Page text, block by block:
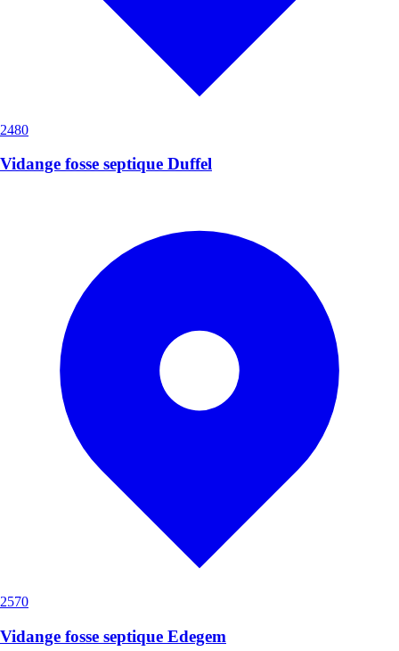
2480
Vidange fosse septique Duffel
2570
Vidange fosse septique Edegem